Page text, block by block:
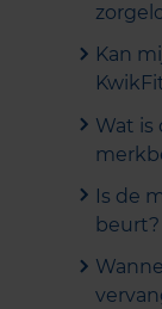
Kan
Wat is
Is de
beurt?